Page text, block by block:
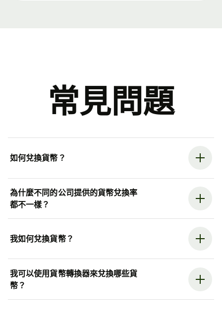
常見問題
如何兌換貨幣？
為什麼不同的公司提供的貨幣兌換率
都不一樣？
我如何兌換貨幣？
我可以使用貨幣轉換器來兌換哪些貨
幣？